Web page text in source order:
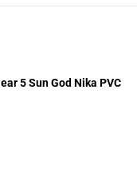
5 Sun God Nika PVC